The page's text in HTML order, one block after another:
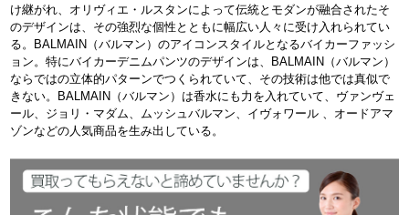
け継がれ、オリヴィエ・ルスタンによって伝統とモダンが融合されたそ
のデザインは、その強烈な個性とともに幅広い人々に受け入れられてい
る。BALMAIN（バルマン）のアイコンスタイルとなるバイカーファッシ
ョン。特にバイカーデニムパンツのデザインは、BALMAIN（バルマン）
ならではの立体的パターンでつくられていて、その技術は他では真似で
きない。BALMAIN（バルマン）は香水にも力を入れていて、ヴァンヴェ
ール、ジョリ・マダム、ムッシュバルマン、イヴォワール 、オードアマ
ゾンなどの人気商品を生み出している。